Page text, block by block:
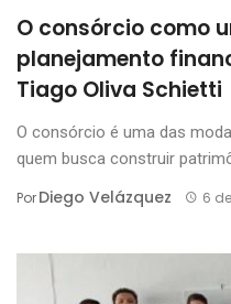
O consórcio como
planejamento
Tiago Oliva Schietti
O consórcio é uma das
quem busca construir
PorDiego Velázquez 6